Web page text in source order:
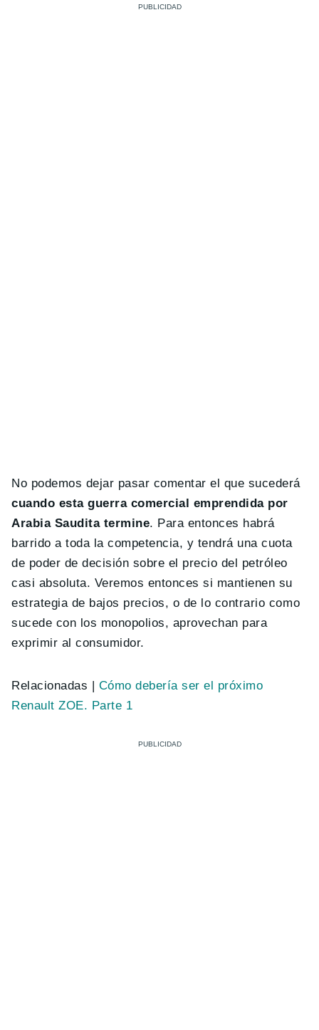
No podemos dejar pasar comentar el que sucederá
cuando esta guerra comercial emprendida por
Arabia Saudita termine. Para entonces habrá
barrido a toda la competencia, y tendrá una cuota
de poder de decisión sobre el precio del petróleo
casi absoluta. Veremos entonces si mantienen su
estrategia de bajos precios, o de lo contrario como
sucede con los monopolios, aprovechan para
exprimir al consumidor.
Relacionadas | Cómo debería ser el próximo
Renault ZOE. Parte 1